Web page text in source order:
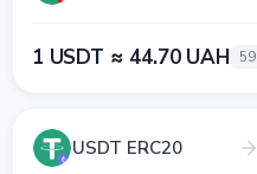
1 USDT ≈ 44.70 UAH
USDT ERC20